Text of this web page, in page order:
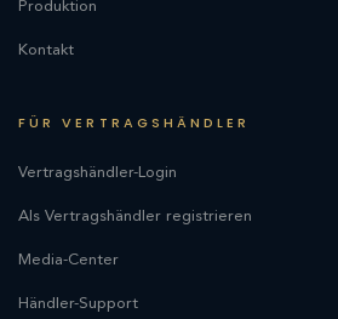
Produktion
Kontakt
FÜR VERTRAGSHÄNDLER
Vertragshändler-Login
Als Vertragshändler registrieren
Media-Center
Händler-Support